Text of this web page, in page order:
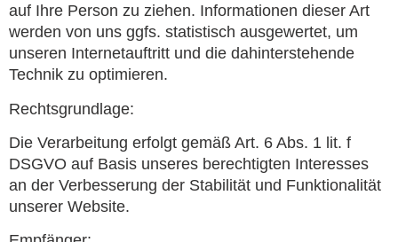
auf Ihre Person zu ziehen. Informationen dieser Art
werden von uns ggfs. statistisch ausgewertet, um
unseren Internetauftritt und die dahinterstehende
Technik zu optimieren.
Rechtsgrundlage:
Die Verarbeitung erfolgt gemäß Art. 6 Abs. 1 lit. f
DSGVO auf Basis unseres berechtigten Interesses
an der Verbesserung der Stabilität und Funktionalität
unserer Website.